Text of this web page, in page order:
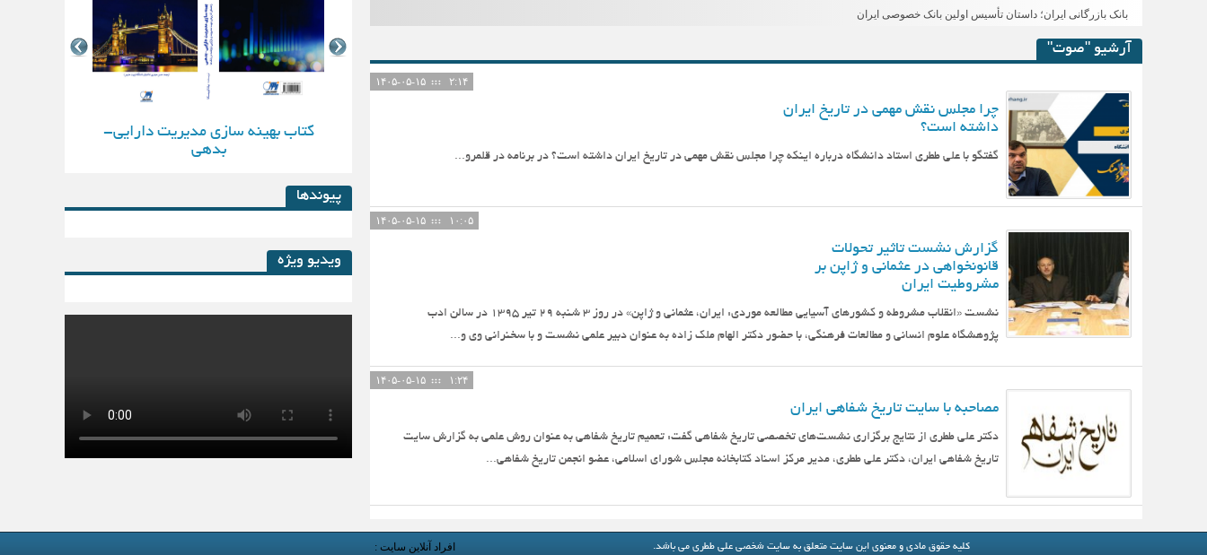
بانک بازرگانی ایران؛ داستان تأسیس اولین بانک خصوصی ایران
آرشیو "صوت"
۲:۱۴
چرا مجلس نقش مهمی در تاریخ ایران
داشته است؟
گفتگو با علی ططری استاد دانشگاه درباره اینکه چرا مجلس نقش مهمی در تاریخ ایران داشته است؟ در برنامه در قلمرو...
۱۰:۰۵
گزارش نشست تاثیر تحولات
قانونخواهی در عثمانی و ژاپن بر
مشروطیت ایران
نشست «انقلاب مشروطه و کشورهای آسیایی مطالعه موردی: ایران، عثمانی و ژاپن» در روز ٣ شنبه ٢٩ تير ١٣٩٥ در سالن ادب
پژوهشگاه علوم انساني و مطالعات فرهنگي، با حضور دكتر الهام ملك زاده به عنوان دبير علمي نشست و با سخنراني وي و...
۱:۲۴
مصاحبه با سایت تاریخ شفاهی ایران
دکتر علی ططری از نتایج برگزاری نشست‌های تخصصی تاریخ شفاهی گفت: تعمیم تاریخ شفاهی به عنوان روش علمی به گزارش سایت
تاریخ شفاهی ایران، دکتر علی ططری، مدیر مرکز اسناد کتابخانه مجلس شورای اسلامی، عضو انجمن تاریخ شفاهی...
کتاب بهینه سازی مدیریت دارایی-
بدهی
پیوندها
ویدیو ویژه
کلیه حقوق مادی و معنوی این سایت متعلق به سایت شخصی علی ططری می باشد. افراد آنلاین سایت :